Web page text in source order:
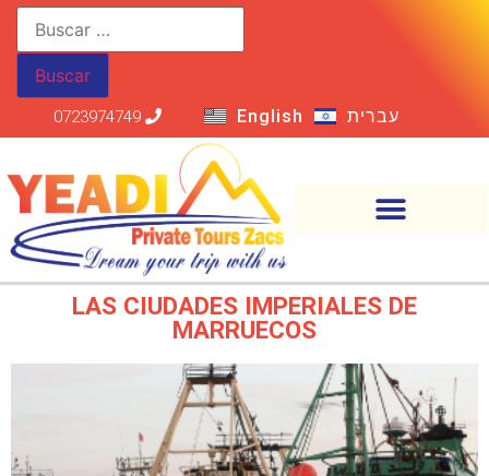
0723974749 English עברית
LAS CIUDADES IMPERIALES DE
MARRUECOS